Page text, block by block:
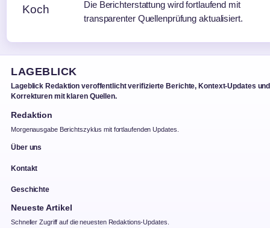
Die Berichterstattung wird fortlaufend mit
transparenter Quellenprüfung aktualisiert.
LAGEBLICK
Lageblick Redaktion veroffentlicht verifizierte Berichte, Kontext-Updates und
Korrekturen mit klaren Quellen.
Redaktion
Morgenausgabe Berichtszyklus mit fortlaufenden Updates.
Über uns
Kontakt
Geschichte
Neueste Artikel
Schneller Zugriff auf die neuesten Redaktions-Updates.